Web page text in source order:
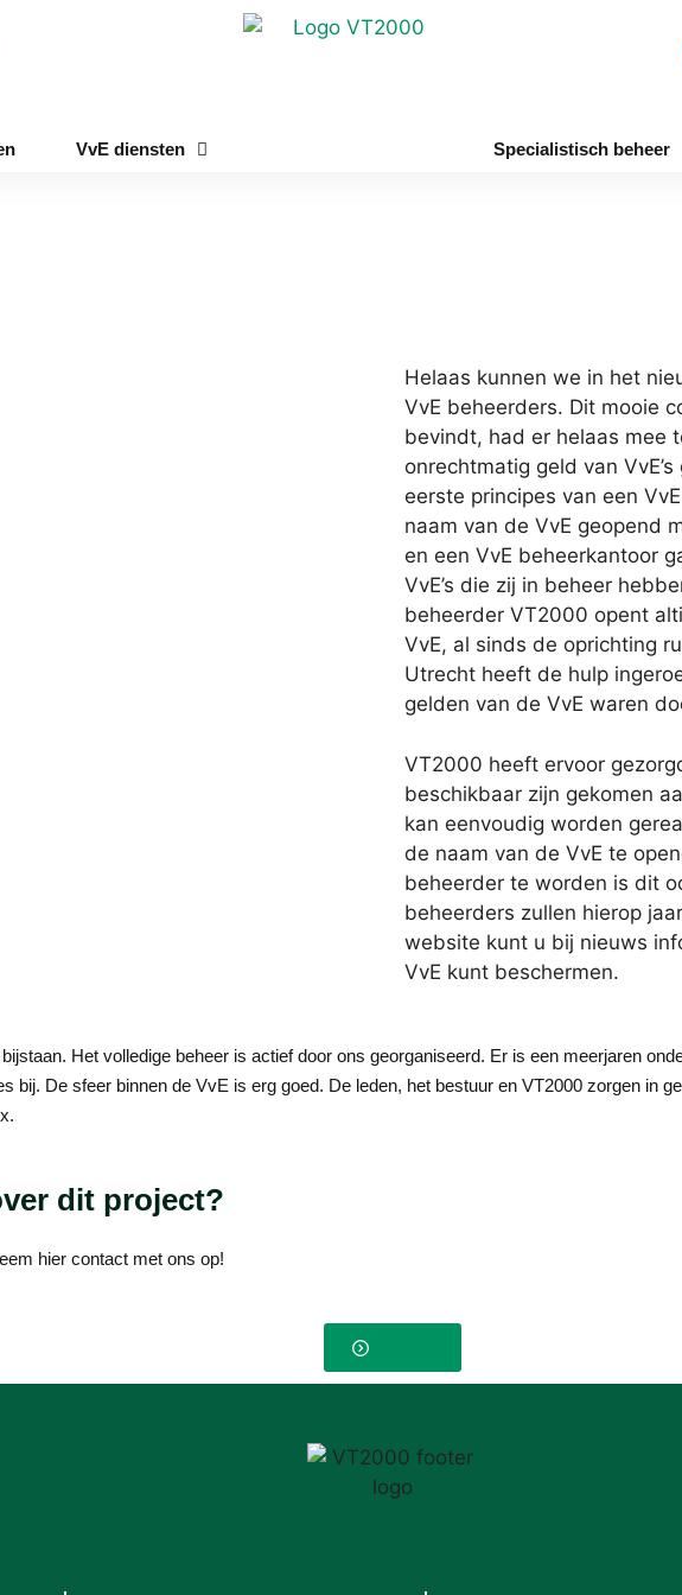
VvE diensten Specialistisch beheer
Helaas kunnen we in het
VvE beheerders. Dit mooie
bevindt, had er helaas mee
onrechtmatig geld van
eerste principes van een
naam van de VvE geopend
en een VvE beheerkantoor
VvE’s die zij in beheer
beheerder VT2000 opent
VvE, al sinds de oprichting
Utrecht heeft de hulp
gelden van de VvE waren
VT2000 heeft ervoor
beschikbaar zijn gekomen
kan eenvoudig worden
de naam van de VvE te
beheerder te worden is dit
beheerders zullen hierop
website kunt u bij nieuws
VvE kunt beschermen.
Het volledige beheer is actief door ons georganiseerd. Er is een meerjaren
bij. De sfeer binnen de VvE is erg goed. De leden, het bestuur en VT2000 zorgen in
dit project?
hier contact met ons op!